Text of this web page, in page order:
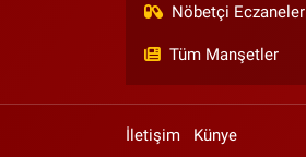
Nöbetçi Eczaneler
Tüm Manşetler
İletişim Künye